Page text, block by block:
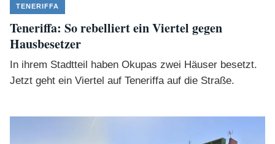
TENERIFFA
Teneriffa: So rebelliert ein Viertel gegen
Hausbesetzer
In ihrem Stadtteil haben Okupas zwei Häuser besetzt.
Jetzt geht ein Viertel auf Teneriffa auf die Straße.